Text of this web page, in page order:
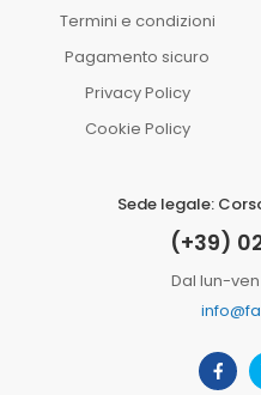
Termini e condizioni
Pagamento sicuro
Privacy Policy
Cookie Policy
Sede legale:
(+39)
Dal lun-